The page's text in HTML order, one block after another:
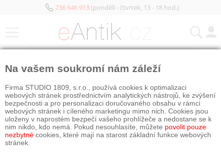
736 646 913(pondělí - čtvrtek, 13 - 18 hod.)
Na vašem soukromí nám záleží
Firma STUDIO 1809, s.r.o., používá cookies k optimalizaci
webových stránek prostřednictvím analytických nástrojů, ke zvýšení
bezpečnosti a pro personalizaci doručovaného obsahu v rámci
webových stránek i cíleného marketingu mimo nich. Cookies jsou
uloženy v naprostém bezpečí vašeho prohlížeče a nedostane se k
nim nikdo, kdo nemá. Pokud nesouhlasíte, můžete povolit pouze
nezbytné cookies, které mají na starost základní funkce webových
stránek.